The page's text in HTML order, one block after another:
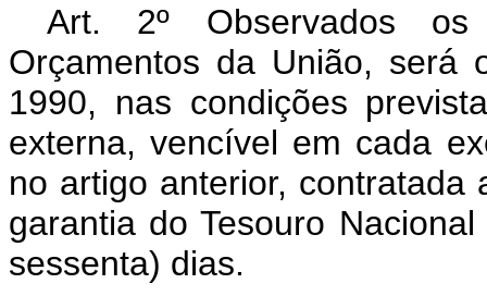
Art. 2º Observados
Orçamentos da União, será
1990, nas condições
externa, vencível em cada
no artigo anterior,
garantia do Tesouro
sessenta) dias.